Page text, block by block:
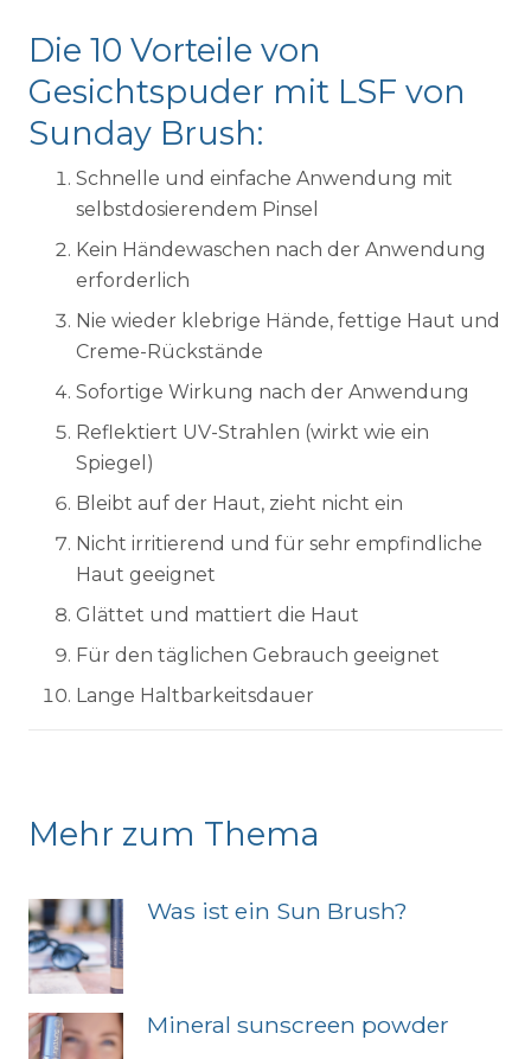
Die 10 Vorteile von
Gesichtspuder mit LSF von
Sunday Brush:
Schnelle und einfache Anwendung mit
selbstdosierendem Pinsel
Kein Händewaschen nach der Anwendung
erforderlich
Nie wieder klebrige Hände, fettige Haut und
Creme-Rückstände
Sofortige Wirkung nach der Anwendung
Reflektiert UV-Strahlen (wirkt wie ein
Spiegel)
Bleibt auf der Haut, zieht nicht ein
Nicht irritierend und für sehr empfindliche
Haut geeignet
Glättet und mattiert die Haut
Für den täglichen Gebrauch geeignet
Lange Haltbarkeitsdauer
Mehr zum Thema
Was ist ein Sun Brush?
Mineral sunscreen powder